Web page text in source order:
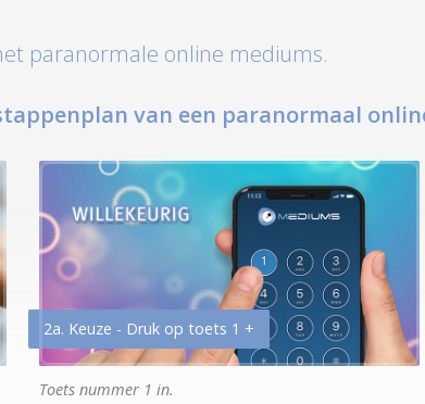
paranormale online mediums.
van een paranormaal
2a. Keuze - Druk op toets 1 +
Toets nummer 1 in.